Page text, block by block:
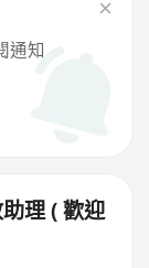
通知
理 ( 歡迎